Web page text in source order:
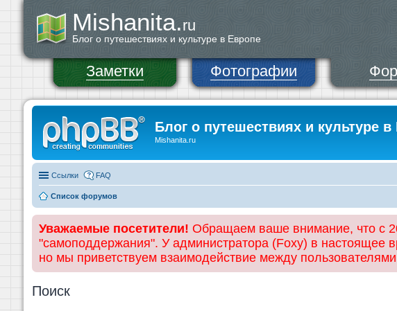
Mishanita.ru
Блог о путешествиях и культуре в Европе
Заметки Фотографии
Блог о путешествиях и культуре в
Mishanita.ru
Ссылки FAQ
Список форумов
Уважаемые посетители! Обращаем ваше внимание, что с
"самоподдержания". У администратора (Foxy) в настоящее
но мы приветствуем взаимодействие между пользователями
Поиск